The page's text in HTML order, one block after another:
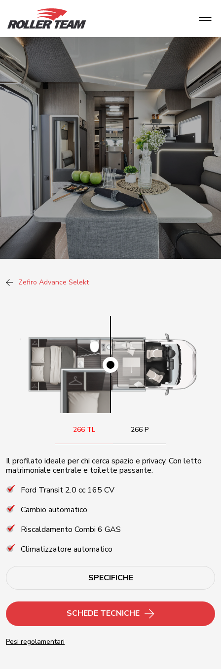
Zefiro Advance Selekt
266 TL 266 P
Il profilato ideale per chi cerca spazio e privacy. Con letto
matrimoniale centrale e toilette passante.
Ford Transit 2.0 cc 165 CV
Cambio automatico
Riscaldamento Combi 6 GAS
Climatizzatore automatico
SPECIFICHE
SCHEDE TECNICHE
Pesi regolamentari